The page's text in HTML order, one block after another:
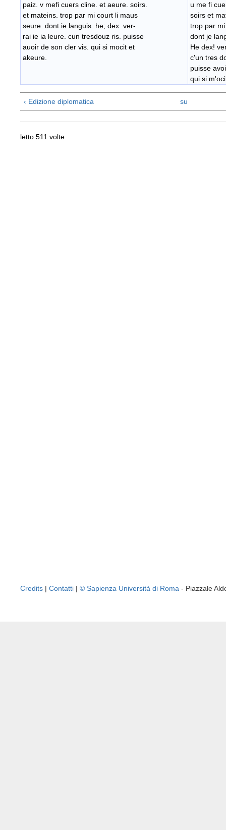
paiz. v mefi cuers cline. et aeure. soirs.
et mateins. trop par mi court li maus
seure. dont ie languis. he; dex. ver-
rai ie ia leure. cun tresdouz ris. puisse
auoir de son cler vis. qui si mocit et
akeure.
u me fi
soirs et
trop par
dont je
He dex!
c'un tres
puisse
qui si
‹ Edizione diplomatica su
letto 511 volte
Credits | Contatti | © Sapienza Università di Roma - Piazzale